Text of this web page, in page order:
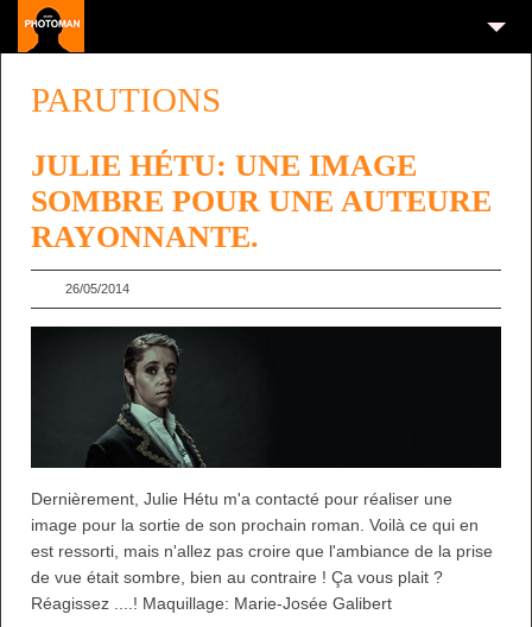
PARUTIONS
JULIE HÉTU: UNE IMAGE
SOMBRE POUR UNE AUTEURE
RAYONNANTE.
26/05/2014
Dernièrement, Julie Hétu m'a contacté pour réaliser une
image pour la sortie de son prochain roman. Voilà ce qui en
est ressorti, mais n'allez pas croire que l'ambiance de la prise
de vue était sombre, bien au contraire ! Ça vous plait ?
Réagissez ....! Maquillage: Marie-Josée Galibert